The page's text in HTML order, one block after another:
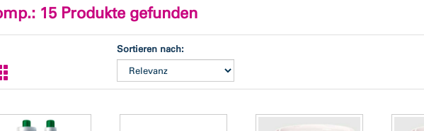
: 15 Produkte gefunden
Sortieren nach: